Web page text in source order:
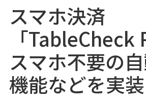
スマホ決済
「TableCheck
スマホ不要の
機能などを実装